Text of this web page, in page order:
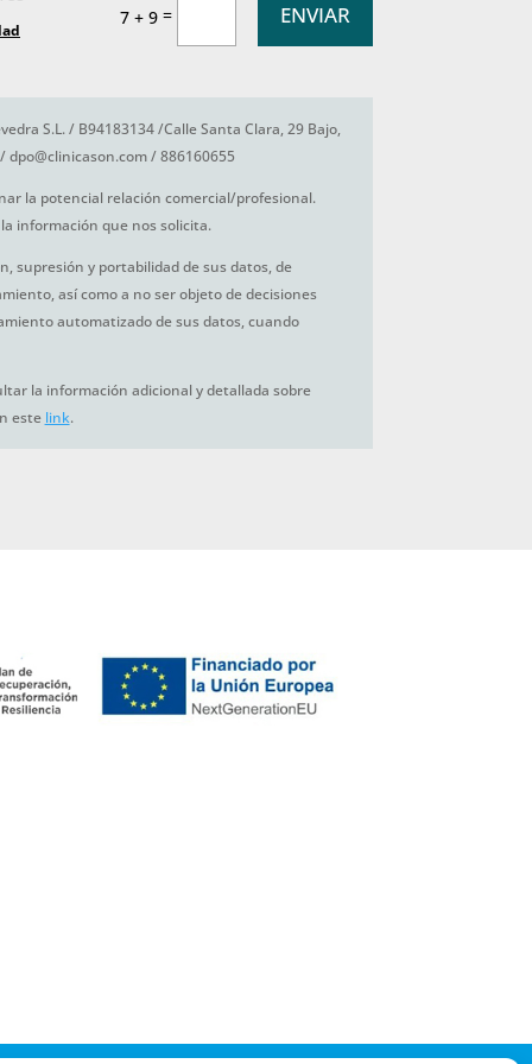
7 + 9= ENVIAR
S.L. / B94183134 /Calle Santa Clara, 29 Bajo,
/ 886160655
la potencial relación comercial/profesional.
información que nos solicita.
supresión y portabilidad de sus datos, de
así como a no ser objeto de decisiones
automatizado de sus datos, cuando
la información adicional y detallada sobre
este link.